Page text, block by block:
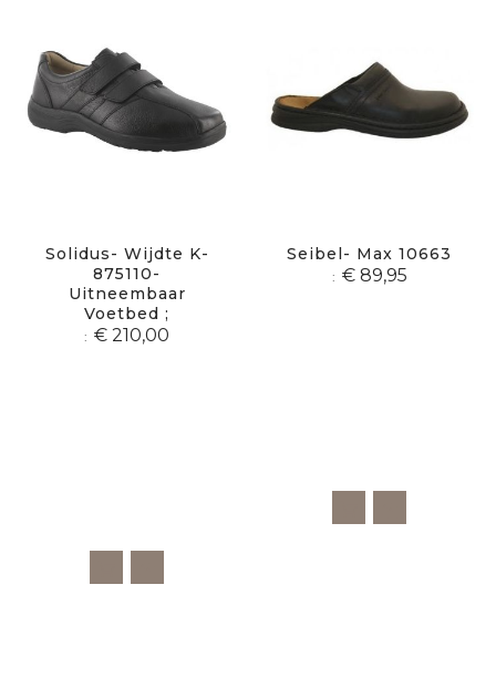
Solidus- Wijdte K-
875110-
Uitneembaar
Voetbed ;
€ 210,00
Seibel- Max 10663
€ 89,95